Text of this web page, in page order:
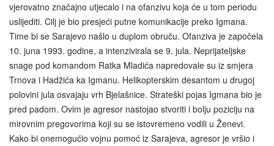
vjerovatno značajno utjecalo i na ofanzivu koja će u tom periodu
uslijediti. Cilj je bio presjeći putne komunikacije preko Igmana.
Time bi se Sarajevo našlo u duplom obruču. Ofanziva je započela
10. juna 1993. godine, a intenzivirala se 9. jula. Neprijateljske
snage pod komandom Ratka Mladića napredovale su iz smjera
Trnova i Hadžića ka Igmanu. Helikopterskim desantom u drugoj
polovini jula osvajaju vrh Bjelašnice. Strateški pojas Igmana bio je
pred padom. Ovim je agresor nastojao stvoriti i bolju poziciju na
mirovnim pregovorima koji su se istovremeno vodili u Ženevi.
Kako bi onemogućio vojnu pomoć iz Sarajeva, agresor je vršio i